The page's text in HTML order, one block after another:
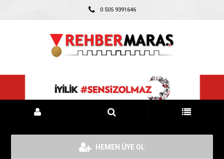
0 505 9391646
HEMEN ÜYE OL